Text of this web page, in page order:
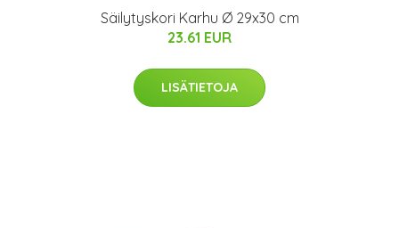
Säilytyskori Karhu Ø 29x30 cm
23.61 EUR
LISÄTIETOJA